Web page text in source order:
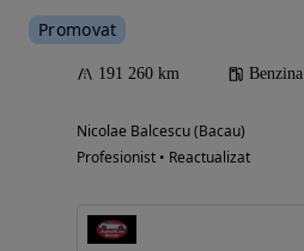
Promovat
191 260 km Benzina
Nicolae Balcescu (Bacau)
Profesionist • Reactualizat